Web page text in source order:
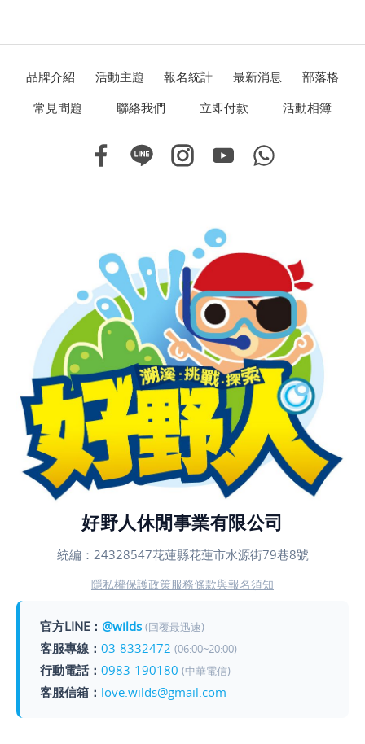
物在登山口的車上，這樣上車後可以換上舒適的衣物。
能保障 300 萬元、緊急救援費用保障 50 萬元。(未滿 15
歲者依保險法相關規定辦理。)
花蓮或池上至栗松溫泉登山口免費接送。
提供溯溪鞋 、手套、安全頭盔。
午餐：泡菜雞火鍋+山東大餅+滷味（以上食材會因季節而
活動過程配置溯溪嚮導、溯溪教練、體育署救生員；其活
動參與者五人以下者，配置一人，十人以下者，配置二
人。每隊有一位「體育署溯溪嚮導」帶隊
報名請洽好野人官方LINE ID
@wilds
品牌介紹 活動主題 報名統計 最新消息
部落格
常見問題
聯絡我們 立即付款 活動相簿
好野人休閒事業有限公司
統編：24328547花蓮縣花蓮市水源街79巷8號
隱私權保護政策服務條款與報名須知
官方LINE： @wilds (回覆最迅速)
客服專線： 03-8332472 (06:00~20:00)
行動電話： 0983-190180 (中華電信)
客服信箱： love.wilds@gmail.com